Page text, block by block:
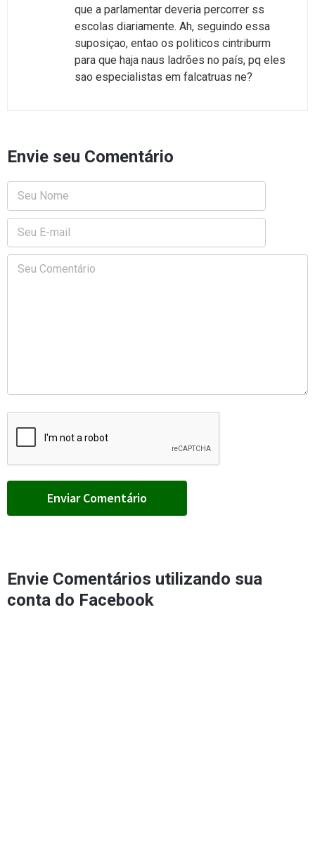
que a parlamentar deveria percorrer ss
escolas diariamente. Ah, seguindo essa
suposiçao, entao os politicos cintriburm
para que haja naus ladrões no país, pq eles
sao especialistas em falcatruas ne?
Envie seu Comentário
Envie Comentários utilizando sua
conta do Facebook